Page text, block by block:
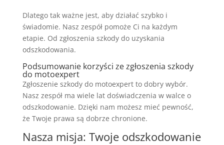
Dlatego tak ważne jest, aby działać szybko i
świadomie. Nasz zespół pomoże Ci na każdym
etapie. Od zgłoszenia szkody do uzyskania
odszkodowania.
Podsumowanie korzyści ze zgłoszenia szkody
do motoexpert
Zgłoszenie szkody do motoexpert to dobry wybór.
Nasz zespół ma wiele lat doświadczenia w walce o
odszkodowanie. Dzięki nam możesz mieć pewność,
że Twoje prawa są dobrze chronione.
Nasza misja: Twoje odszkodowanie